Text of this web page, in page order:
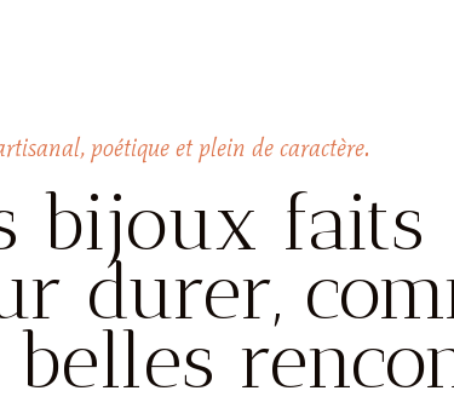
poétique et plein de caractère.
bijoux faits
durer,